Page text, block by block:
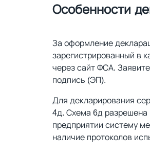
Особенности
За оформление
зарегистрированный в
через сайт ФСА.
подпись (ЭП).
Для декларирования
4д. Схема 6д разрешена
предприятии систему
наличие протоколов